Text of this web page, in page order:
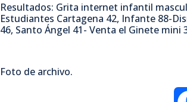
Resultados: Grita internet infantil
Estudiantes Cartagena 42, Infante 88-
46, Santo Ángel 41- Venta el Ginete mini
Foto de archivo.